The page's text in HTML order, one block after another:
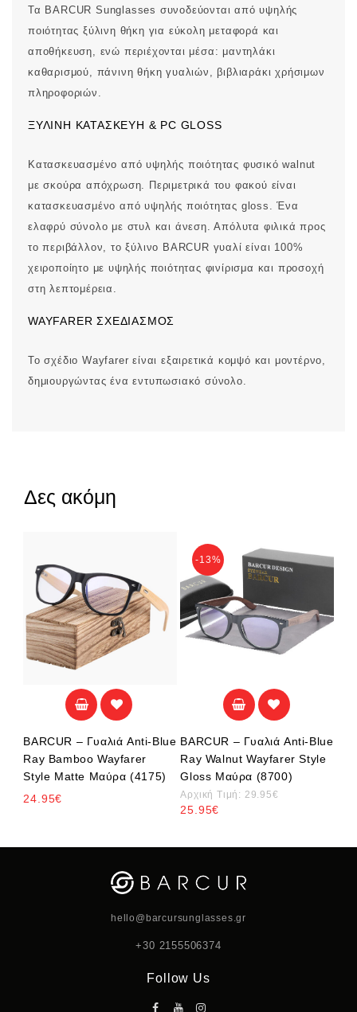
Τα BARCUR Sunglasses συνοδεύονται από υψηλής
ποιότητας ξύλινη θήκη για εύκολη μεταφορά και
αποθήκευση, ενώ περιέχονται μέσα: μαντηλάκι
καθαρισμού, πάνινη θήκη γυαλιών, βιβλιαράκι χρήσιμων
πληροφοριών.
ΞΎΛΙΝΗ ΚΑΤΑΣΚΕΥΉ & PC GLOSS
Κατασκευασμένο από υψηλής ποιότητας φυσικό walnut
με σκούρα απόχρωση. Περιμετρικά του φακού είναι
κατασκευασμένο από υψηλής ποιότητας gloss. Ένα
ελαφρύ σύνολο με στυλ και άνεση. Απόλυτα φιλικά προς
το περιβάλλον, το ξύλινο BARCUR γυαλί είναι 100%
χειροποίητο με υψηλής ποιότητας φινίρισμα και προσοχή
στη λεπτομέρεια.
WAYFARER ΣΧΕΔΙΑΣΜΌΣ
Το σχέδιο Wayfarer είναι εξαιρετικά κομψό και μοντέρνο,
δημιουργώντας ένα εντυπωσιακό σύνολο.
Δες ακόμη
BARCUR – Γυαλιά Anti-Blue
Ray Bamboo Wayfarer
Style Matte Μαύρα (4175)
24.95€
-13%
BARCUR – Γυαλιά Anti-Blue
Ray Walnut Wayfarer Style
Gloss Μαύρα (8700)
Αρχική Τιμή: 29.95€
25.95€
hello@barcursunglasses.gr
+30 2155506374
Follow Us